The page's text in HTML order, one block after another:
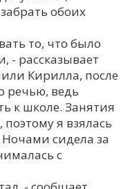
обоих
то, что было
- рассказывает
Кирилла, после
речью, ведь
к школе. Занятия
я взялась
сидела за
с